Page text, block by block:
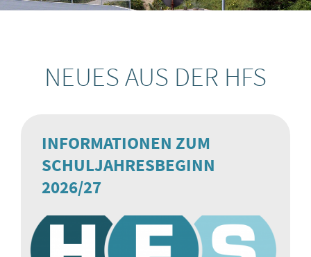
NEUES AUS DER HFS
INFORMATIONEN ZUM
SCHULJAHRESBEGINN
2026/27